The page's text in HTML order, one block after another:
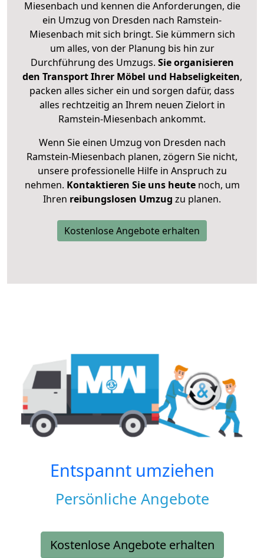
Miesenbach und kennen die Anforderungen, die
ein Umzug von Dresden nach Ramstein-
Miesenbach mit sich bringt. Sie kümmern sich
um alles, von der Planung bis hin zur
Durchführung des Umzugs. Sie organisieren
den Transport Ihrer Möbel und Habseligkeiten,
packen alles sicher ein und sorgen dafür, dass
alles rechtzeitig an Ihrem neuen Zielort in
Ramstein-Miesenbach ankommt.
Wenn Sie einen Umzug von Dresden nach
Ramstein-Miesenbach planen, zögern Sie nicht,
unsere professionelle Hilfe in Anspruch zu
nehmen. Kontaktieren Sie uns heutenoch, um
Ihren reibungslosen Umzug zu planen.
Kostenlose Angebote erhalten
Entspannt umziehen
Persönliche Angebote
Kostenlose Angebote erhalten